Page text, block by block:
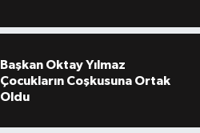
Başkan Oktay Yılmaz
Çocukların Coşkusuna Ortak
Oldu